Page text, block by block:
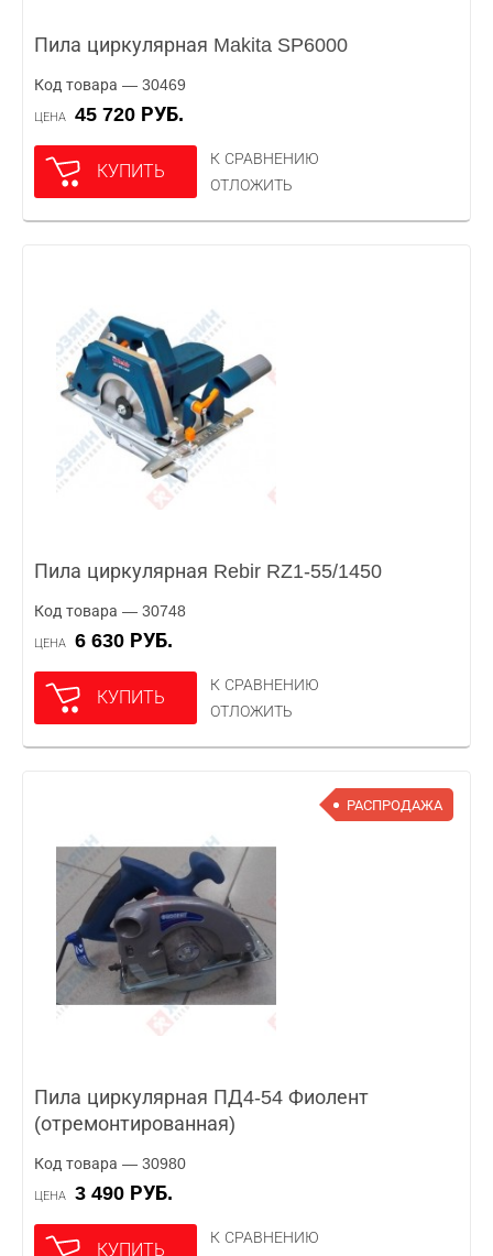
Пила циркулярная Makita SP6000
Код товара — 30469
ЦЕНА 45 720 РУБ.
КУПИТЬ
К СРАВНЕНИЮ
ОТЛОЖИТЬ
Пила циркулярная Rebir RZ1-55/1450
Код товара — 30748
ЦЕНА 6 630 РУБ.
КУПИТЬ
К СРАВНЕНИЮ
ОТЛОЖИТЬ
РАСПРОДАЖА
Пила циркулярная ПД4-54 Фиолент
(отремонтированная)
Код товара — 30980
ЦЕНА 3 490 РУБ.
КУПИТЬ
К СРАВНЕНИЮ